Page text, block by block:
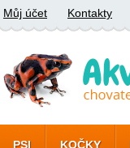
Můj účet Kontakty
PSI KOČKY